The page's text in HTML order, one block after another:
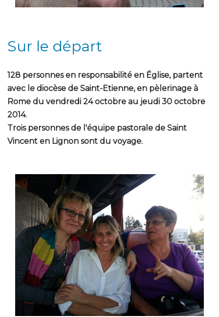
Sur le départ
128 personnes en responsabilité en Église, partent
avec le diocèse de Saint-Etienne, en pèlerinage à
Rome du vendredi 24 octobre au jeudi 30 octobre
2014.
Trois personnes de l'équipe pastorale de Saint
Vincent en Lignon sont du voyage.